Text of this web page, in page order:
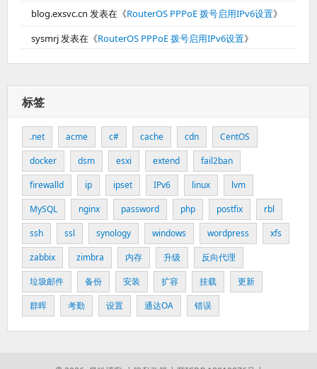
blog.exsvc.cn 发表在《RouterOS PPPoE 拨号启用IPv6设置》
sysmrj发表在《RouterOS PPPoE 拨号启用IPv6设置》
标签
.net acme c# cache cdn
CentOS
docker
dsm esxi extend
fail2ban
firewalld
ip ipset IPv6 linux
lvm
MySQL
nginx password php postfix
rbl
ssh
ssl synology windows wordpress
xfs
zabbix
zimbra 内存 升级
反向代理
垃圾邮件
备份 安装 扩容 挂载
更新
群晖
考勤 设置 通达OA 错误